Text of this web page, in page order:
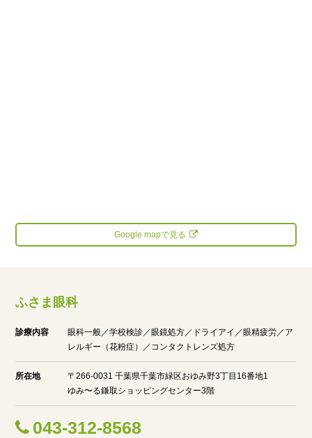
Google mapで見る
ふさま眼科
診療内容
眼科一般／学校検診／眼鏡処方／ドライアイ／眼精疲労／ア
レルギー（花粉症）／コンタクトレンズ処方
所在地
〒266-0031 千葉県千葉市緑区おゆみ野3丁目16番地1
ゆみ〜る鎌取ショッピングセンター3階
043-312-8568